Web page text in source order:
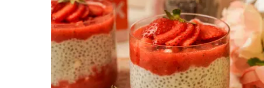
B6 vitamin:
B12 Vitamin:
E vitamin: